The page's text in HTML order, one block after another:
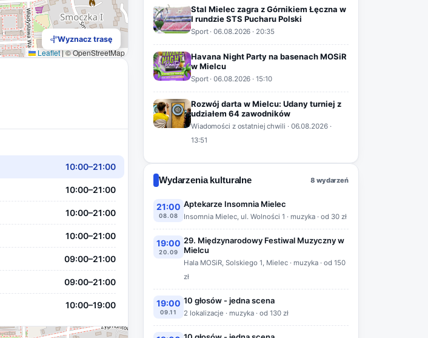
Leaflet|© OpenStreetMap
Wyznacz trasę
10:00–21:00
10:00–21:00
10:00–21:00
10:00–21:00
09:00–21:00
09:00–21:00
10:00–19:00
Stal Mielec zagra z Górnikiem Łęczna w
I rundzie STS Pucharu Polski
Sport·06.08.2026 · 20:35
Havana Night Party na basenach MOSiR
w Mielcu
Sport·06.08.2026 · 15:10
Rozwój darta w Mielcu: Udany turniej z
udziałem 64 zawodników
Wiadomości z ostatniej chwili · 06.08.2026·
13:51
Wydarzenia kulturalne 8 wydarzeń
21:00
08.08
Aptekarze Insomnia Mielec
Insomnia Mielec, ul. Wolności 1 · muzyka · od 30 zł
19:00
20.09
29. Międzynarodowy Festiwal Muzyczny w
Mielcu
Hala MOSiR, Solskiego 1, Mielec · muzyka · od 150
zł
19:00
09.11
10 głosów - jedna scena
2 lokalizacje · muzyka · od 130 zł